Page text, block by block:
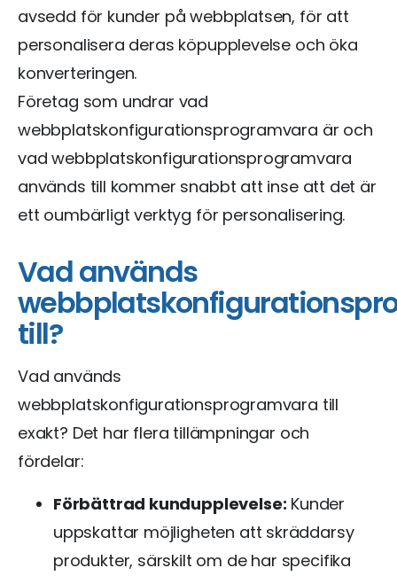
avsedd för kunder på webbplatsen, för att
personalisera deras köpupplevelse och öka
konverteringen.
Företag som undrar vad
webbplatskonfigurationsprogramvara är och
vad webbplatskonfigurationsprogramvara
används till kommer snabbt att inse att det är
ett oumbärligt verktyg för personalisering.
Vad används
till?
Vad används
webbplatskonfigurationsprogramvara till
exakt? Det har flera tillämpningar och
fördelar:
Förbättrad kundupplevelse: Kunder
uppskattar möjligheten att skräddarsy
produkter, särskilt om de har specifika